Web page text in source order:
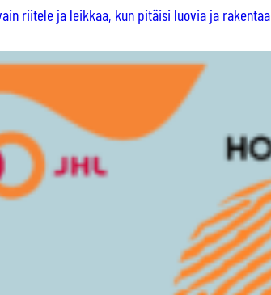
riitele ja leikkaa, kun pitäisi luovia ja rakentaa